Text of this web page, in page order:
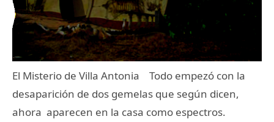
El Misterio de Villa Antonia Todo empezó con la
desaparición de dos gemelas que según dicen,
ahora aparecen en la casa como espectros.